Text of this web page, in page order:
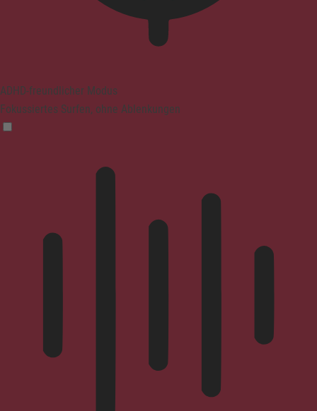
ADHD-freundlicher Modus
Fokussiertes Surfen, ohne Ablenkungen